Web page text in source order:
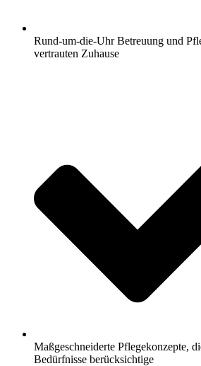
Rund-um-die-Uhr Betreuung und
vertrauten Zuhause
Maßgeschneiderte Pflegekonzepte,
Bedürfnisse berücksichtige